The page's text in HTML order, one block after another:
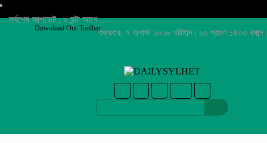
সর্বশেষ আপডেট : ৯ ঘন্টা আগে
শুক্রবার, ৭ অগাস্ট ২০২৬ খ্রীষ্টাব্দ | ২৩ শ্রাবণ ১৪৩৩ বঙ্গাব্দ |
Download Our Toolbar